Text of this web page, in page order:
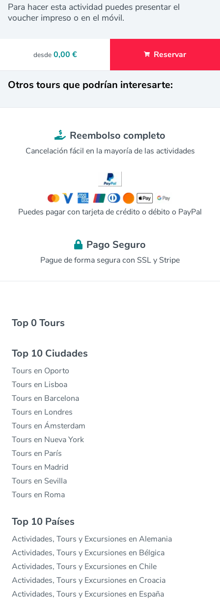
Para hacer esta actividad puedes presentar el
voucher impreso o en el móvil.
desde 0,00 € Reservar
Otros tours que podrían interesarte:
Reembolso completo
Cancelación fácil en la mayoría de las actividades
Puedes pagar con tarjeta de crédito o débito o PayPal
Pago Seguro
Pague de forma segura con SSL y Stripe
Top 0 Tours
Top 10 Ciudades
Tours en Oporto
Tours en Lisboa
Tours en Barcelona
Tours en Londres
Tours en Ámsterdam
Tours en Nueva York
Tours en París
Tours en Madrid
Tours en Sevilla
Tours en Roma
Top 10 Países
Actividades, Tours y Excursiones en Alemania
Actividades, Tours y Excursiones en Bélgica
Actividades, Tours y Excursiones en Chile
Actividades, Tours y Excursiones en Croacia
Actividades, Tours y Excursiones en España